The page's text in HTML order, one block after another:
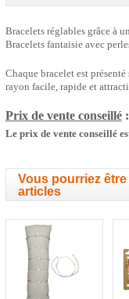
Bracelets réglables grâce à
Bracelets fantaisie avec
Chaque bracelet est
rayon facile, rapide et
Prix de vente conseillé:
Le prix de vente conseillé
Vous pourriez
articles